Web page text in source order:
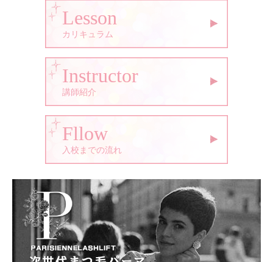
Lesson
カリキュラム
Instructor
講師紹介
Fllow
入校までの流れ